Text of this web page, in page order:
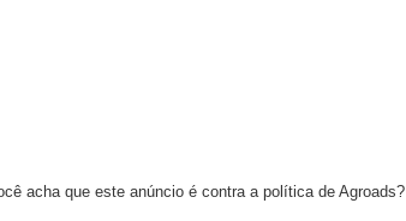
acha que este anúncio é contra a política de Agroads?